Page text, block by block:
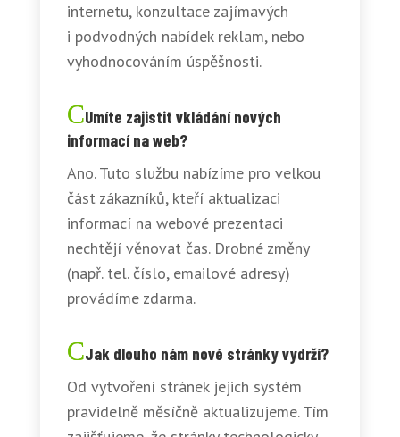
internetu, konzultace zajímavých
i podvodných nabídek reklam, nebo
vyhodnocováním úspěšnosti.
Umíte zajistit vkládání nových
informací na web?
Ano. Tuto službu nabízíme pro velkou
část zákazníků, kteří aktualizaci
informací na webové prezentaci
nechtějí věnovat čas. Drobné změny
(např. tel. číslo, emailové adresy)
provádíme zdarma.
Jak dlouho nám nové stránky vydrží?
Od vytvoření stránek jejich systém
pravidelně měsíčně aktualizujeme. Tím